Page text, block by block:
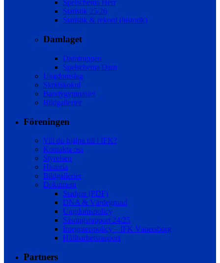
Spelschema Herr
Statistik 25/26
Statistik & rekord (historik)
Damlaget
Damtruppen
Spelschema Dam
Ungdomslag
Skridskokul
Bandygymnasiet
Bildgallerier
Föreningen
Vill du hjälpa till i IFK?
Kontakta oss
Styrelsen
Historia
Bildgallerier
Dokument
Stadgar (PDF)
DNA & Värdegrund
Ungdomspolicy
Säsongsrapport 24/25
Integritetspolicy – IFK Vänersborg
Hållbarhetsrapport
Partners